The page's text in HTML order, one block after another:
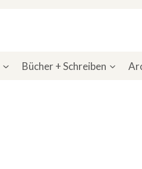
Bücher + Schreiben